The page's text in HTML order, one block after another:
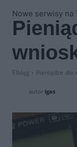
Nowe serwisy na
Elbląg Pieniądze dla
autor igas